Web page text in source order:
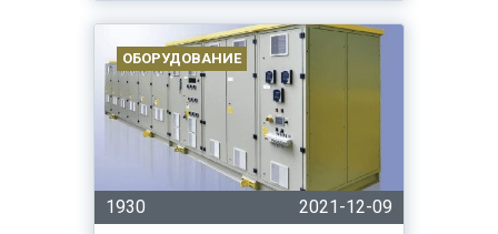
ОБОРУДОВАНИЕ
1930
2021-12-09